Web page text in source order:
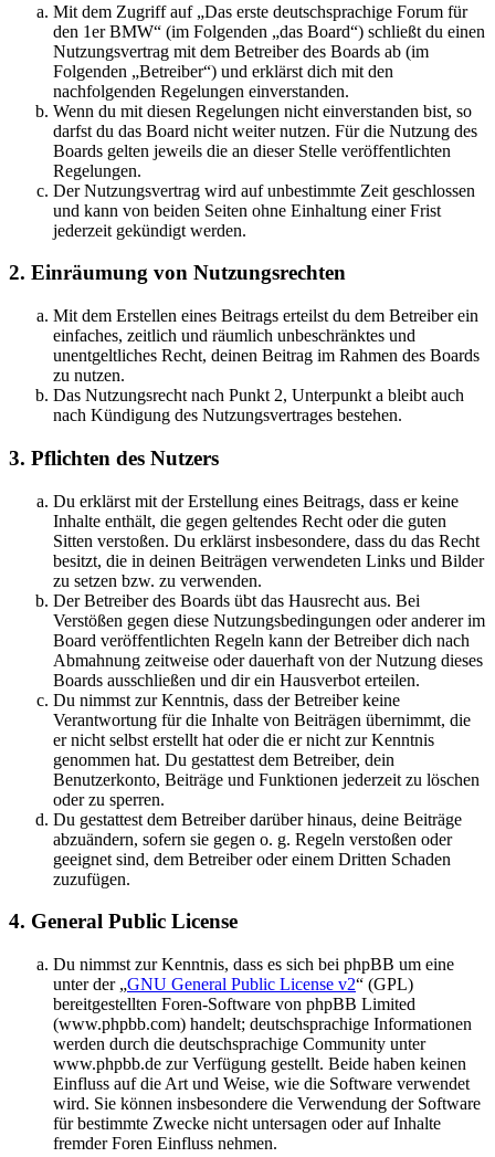
Mit dem Zugriff auf „Das erste deutschsprachige Forum für
den 1er BMW“ (im Folgenden „das Board“) schließt du einen
Nutzungsvertrag mit dem Betreiber des Boards ab (im
Folgenden „Betreiber“) und erklärst dich mit den
nachfolgenden Regelungen einverstanden.
Wenn du mit diesen Regelungen nicht einverstanden bist, so
darfst du das Board nicht weiter nutzen. Für die Nutzung des
Boards gelten jeweils die an dieser Stelle veröffentlichten
Regelungen.
Der Nutzungsvertrag wird auf unbestimmte Zeit geschlossen
und kann von beiden Seiten ohne Einhaltung einer Frist
jederzeit gekündigt werden.
2. Einräumung von Nutzungsrechten
Mit dem Erstellen eines Beitrags erteilst du dem Betreiber ein
einfaches, zeitlich und räumlich unbeschränktes und
unentgeltliches Recht, deinen Beitrag im Rahmen des Boards
zu nutzen.
Das Nutzungsrecht nach Punkt 2, Unterpunkt a bleibt auch
nach Kündigung des Nutzungsvertrages bestehen.
3. Pflichten des Nutzers
Du erklärst mit der Erstellung eines Beitrags, dass er keine
Inhalte enthält, die gegen geltendes Recht oder die guten
Sitten verstoßen. Du erklärst insbesondere, dass du das Recht
besitzt, die in deinen Beiträgen verwendeten Links und Bilder
zu setzen bzw. zu verwenden.
Der Betreiber des Boards übt das Hausrecht aus. Bei
Verstößen gegen diese Nutzungsbedingungen oder anderer im
Board veröffentlichten Regeln kann der Betreiber dich nach
Abmahnung zeitweise oder dauerhaft von der Nutzung dieses
Boards ausschließen und dir ein Hausverbot erteilen.
Du nimmst zur Kenntnis, dass der Betreiber keine
Verantwortung für die Inhalte von Beiträgen übernimmt, die
er nicht selbst erstellt hat oder die er nicht zur Kenntnis
genommen hat. Du gestattest dem Betreiber, dein
Benutzerkonto, Beiträge und Funktionen jederzeit zu löschen
oder zu sperren.
Du gestattest dem Betreiber darüber hinaus, deine Beiträge
abzuändern, sofern sie gegen o. g. Regeln verstoßen oder
geeignet sind, dem Betreiber oder einem Dritten Schaden
zuzufügen.
4. General Public License
Du nimmst zur Kenntnis, dass es sich bei phpBB um eine
unter der „GNU General Public License v2“ (GPL)
bereitgestellten Foren-Software von phpBB Limited
(www.phpbb.com) handelt; deutschsprachige Informationen
werden durch die deutschsprachige Community unter
www.phpbb.de zur Verfügung gestellt. Beide haben keinen
Einfluss auf die Art und Weise, wie die Software verwendet
wird. Sie können insbesondere die Verwendung der Software
für bestimmte Zwecke nicht untersagen oder auf Inhalte
fremder Foren Einfluss nehmen.